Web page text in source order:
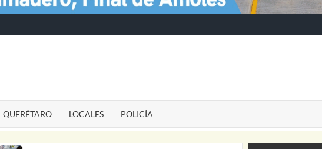
QUERÉTARO LOCALES POLICÍA